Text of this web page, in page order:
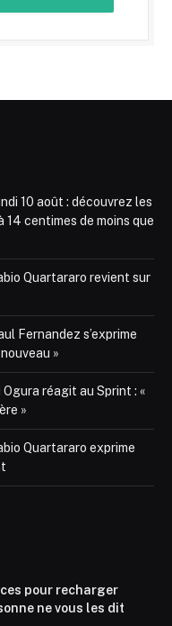
10 août : découvrez les
centimes de moins que
Quartararo revient sur
Fernandez s’exprime
»
réagit au Sprint : «
»
Quartararo exprime
pour recharger
ne vous les dit